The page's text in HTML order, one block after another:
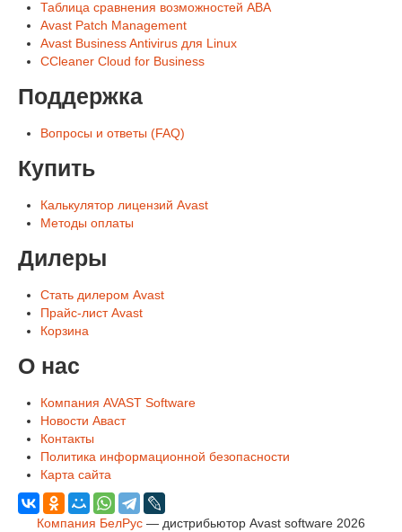
Таблица сравнения возможностей ABA
Avast Patch Management
Avast Business Antivirus для Linux
CCleaner Cloud for Business
Поддержка
Вопросы и ответы (FAQ)
Купить
Калькулятор лицензий Avast
Методы оплаты
Дилеры
Стать дилером Avast
Прайс-лист Avast
Корзина
О нас
Компания AVAST Software
Новости Аваст
Контакты
Политика информационной безопасности
Карта сайта
Компания БелРус — дистрибьютор Avast software 2026